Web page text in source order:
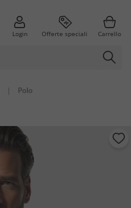
Login Offerte speciali Carrello
| Polo